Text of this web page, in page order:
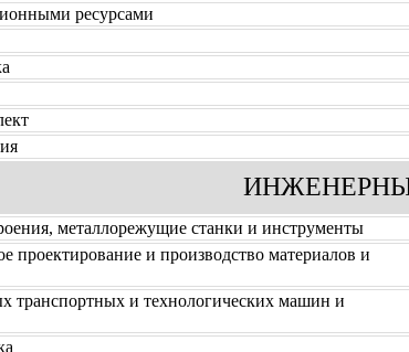
ресурсами
металлорежущие станки и инструменты
проектирование и производство материалов и
транспортных и технологических машин и